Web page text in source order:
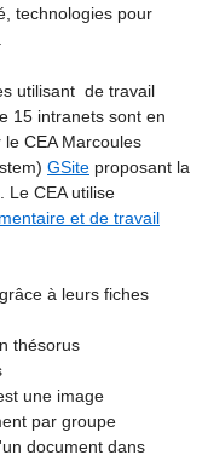
technologies pour
utilisant de travail
15 intranets sont en
CEA Marcoules
GSite proposant la
Le CEA utilise
et de travail
à leurs fiches
thésorus
une image
par groupe
document dans